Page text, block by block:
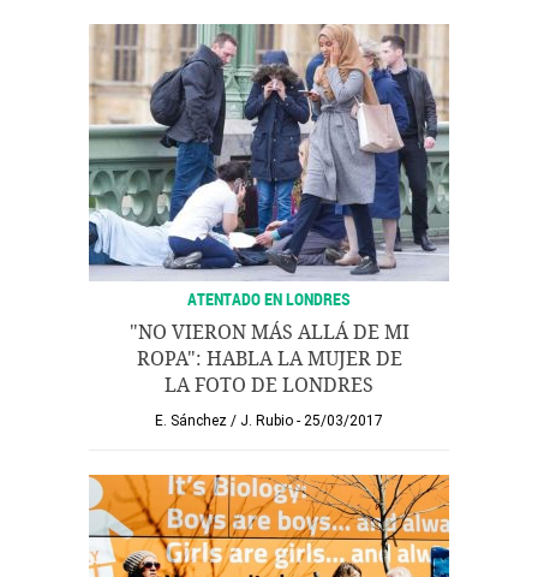
ATENTADO EN LONDRES
"NO VIERON MÁS ALLÁ DE MI
ROPA": HABLA LA MUJER DE
LA FOTO DE LONDRES
E. Sánchez / J. Rubio 25/03/2017